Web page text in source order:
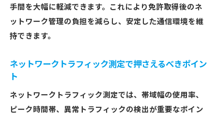
手間を大幅に軽減できます。これにより免許取得後のネ
ットワーク管理の負担を減らし、安定した通信環境を維
持できます。
ネットワークトラフィック測定で押さえるべきポイン
ト
ネットワークトラフィック測定では、帯域幅の使用率、
ピーク時間帯、異常トラフィックの検出が重要なポイン